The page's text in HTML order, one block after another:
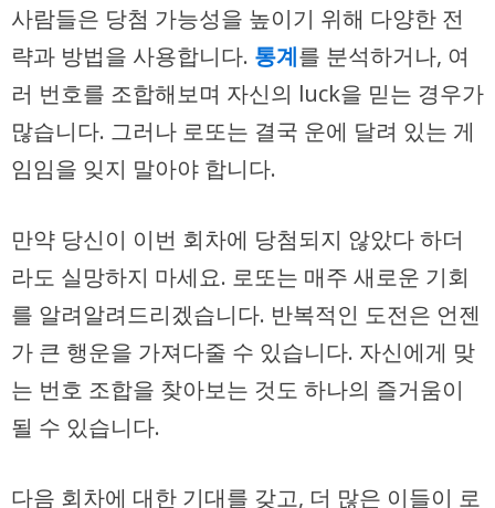
사람들은 당첨 가능성을 높이기 위해 다양한 전
략과 방법을 사용합니다. 통계를 분석하거나, 여
러 번호를 조합해보며 자신의 luck을 믿는 경우가
많습니다. 그러나 로또는 결국 운에 달려 있는 게
임임을 잊지 말아야 합니다.
만약 당신이 이번 회차에 당첨되지 않았다 하더
라도 실망하지 마세요. 로또는 매주 새로운 기회
를 알려알려드리겠습니다. 반복적인 도전은 언젠
가 큰 행운을 가져다줄 수 있습니다. 자신에게 맞
는 번호 조합을 찾아보는 것도 하나의 즐거움이
될 수 있습니다.
다음 회차에 대한 기대를 갖고, 더 많은 이들이 로